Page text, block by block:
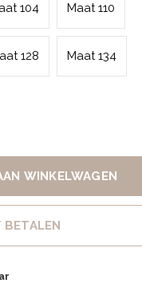
104 Maat 110
128 Maat 134
WINKELWAGEN
BETALEN